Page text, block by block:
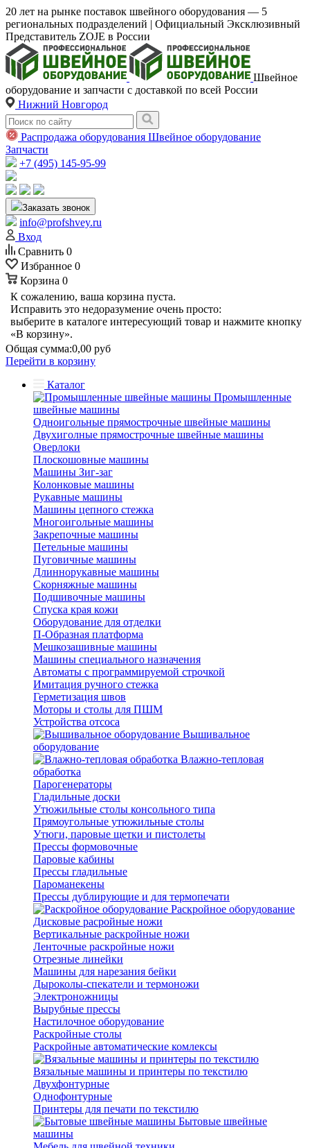
20 лет на рынке поставок швейного оборудования — 5
региональных подразделений | Официальный Эксклюзивный
Представитель ZOJE в России
Швейное
оборудование и запчасти с доставкой по всей России
Нижний Новгород
Распродажа оборудования Швейное оборудование
Запчасти
+7 (495) 145-95-99
Заказать звонок
info@profshvey.ru
Вход
Сравнить 0
Избранное 0
Корзина 0
К сожалению, ваша корзина пуста.
Исправить это недоразумение очень просто:
выберите в каталоге интересующий товар и нажмите кнопку
«В корзину».
Общая сумма:0,00 руб
Перейти в корзину
Каталог
Промышленные
швейные машины
Одноигольные прямострочные швейные машины
Двухиголные прямострочные швейные машины
Оверлоки
Плоскошовные машины
Машины Зиг-заг
Колонковые машины
Рукавные машины
Машины цепного стежка
Многоигольные машины
Закрепочные машины
Петельные машины
Пуговичные машины
Длиннорукавные машины
Скорняжные машины
Подшивочные машины
Спуска края кожи
Оборудование для отделки
П-Образная платформа
Мешкозашивные машины
Машины специального назначения
Автоматы с программируемой строчкой
Имитация ручного стежка
Герметизация швов
Моторы и столы для ПШМ
Устройства отсоса
Вышивальное
оборудование
Влажно-тепловая
обработка
Парогенераторы
Гладильные доски
Утюжильные столы консольного типа
Прямоугольные утюжильные столы
Утюги, паровые щетки и пистолеты
Прессы формовочные
Паровые кабины
Прессы гладильные
Пароманекены
Прессы дублирующие и для термопечати
Раскройное оборудование
Дисковые расройные ножи
Вертикальные раскройные ножи
Ленточные раскройные ножи
Отрезные линейки
Машины для нарезания бейки
Дыроколы-спекатели и термоножи
Электроножницы
Вырубные прессы
Настилочное оборудование
Раскройные столы
Раскройные автоматические комлексы
Вязальные машины и принтеры по текстилю
Двухфонтурные
Однофонтурные
Принтеры для печати по текстилю
Бытовые швейные
машины